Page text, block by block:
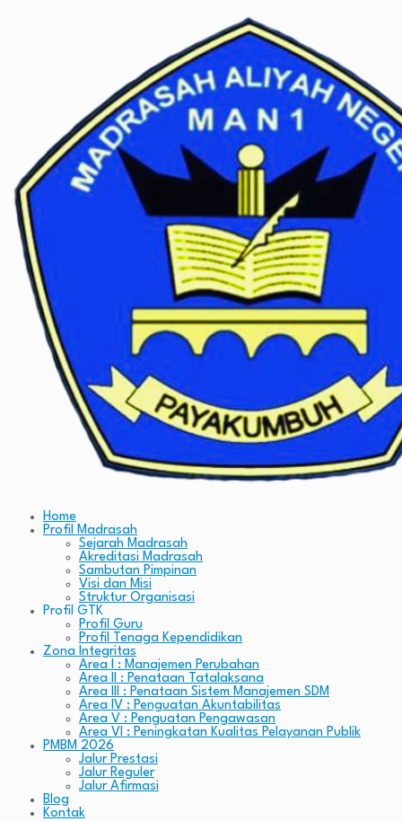
Home
Profil Madrasah
Sejarah Madrasah
Akreditasi Madrasah
Sambutan Pimpinan
Visi dan Misi
Struktur Organisasi
Profil GTK
Profil Guru
Profil Tenaga Kependidikan
Zona Integritas
Area I : Manajemen Perubahan
Area II : Penataan Tatalaksana
Area III : Penataan Sistem Manajemen SDM
Area IV : Penguatan Akuntabilitas
Area V : Penguatan Pengawasan
Area VI : Peningkatan Kualitas Pelayanan Publik
PMBM 2026
Jalur Prestasi
Jalur Reguler
Jalur Afirmasi
Blog
Kontak